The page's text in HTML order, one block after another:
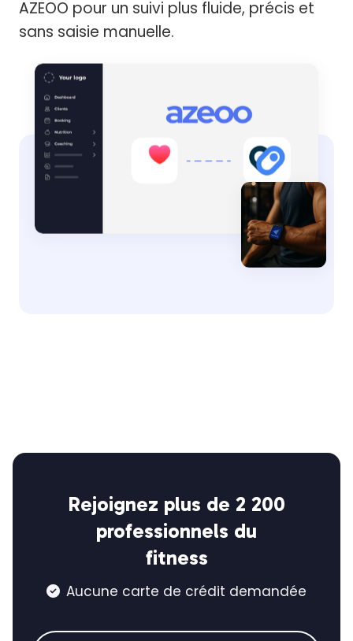
AZEOO pour un suivi plus fluide, précis et
sans saisie manuelle.
Rejoignez plus de 2 200
professionnels du
fitness
 Aucune carte de crédit demandée